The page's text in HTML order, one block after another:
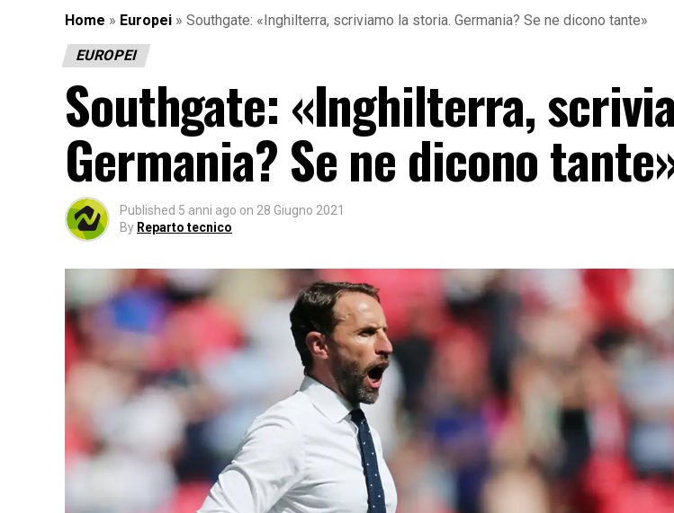
Home » Europei » Southgate: «Inghilterra, scriviamo la storia. Germania? Se ne dicono tante»
EUROPEI
Southgate: «Inghilterra,
Germania? Se ne dicono
Published 5 anni ago on 28 Giugno 2021
By Reparto tecnico